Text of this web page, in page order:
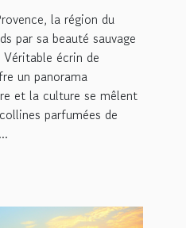
culture
la région du
par sa beauté sauvage
écrin de
un panorama
et la culture se mêlent
parfumées de